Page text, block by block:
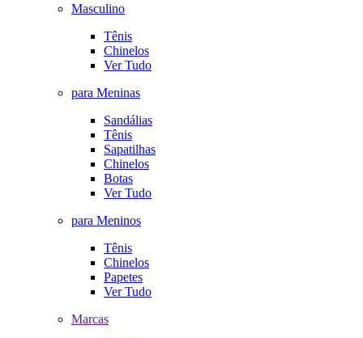
Masculino
Tênis
Chinelos
Ver Tudo
para Meninas
Sandálias
Tênis
Sapatilhas
Chinelos
Botas
Ver Tudo
para Meninos
Tênis
Chinelos
Papetes
Ver Tudo
Marcas